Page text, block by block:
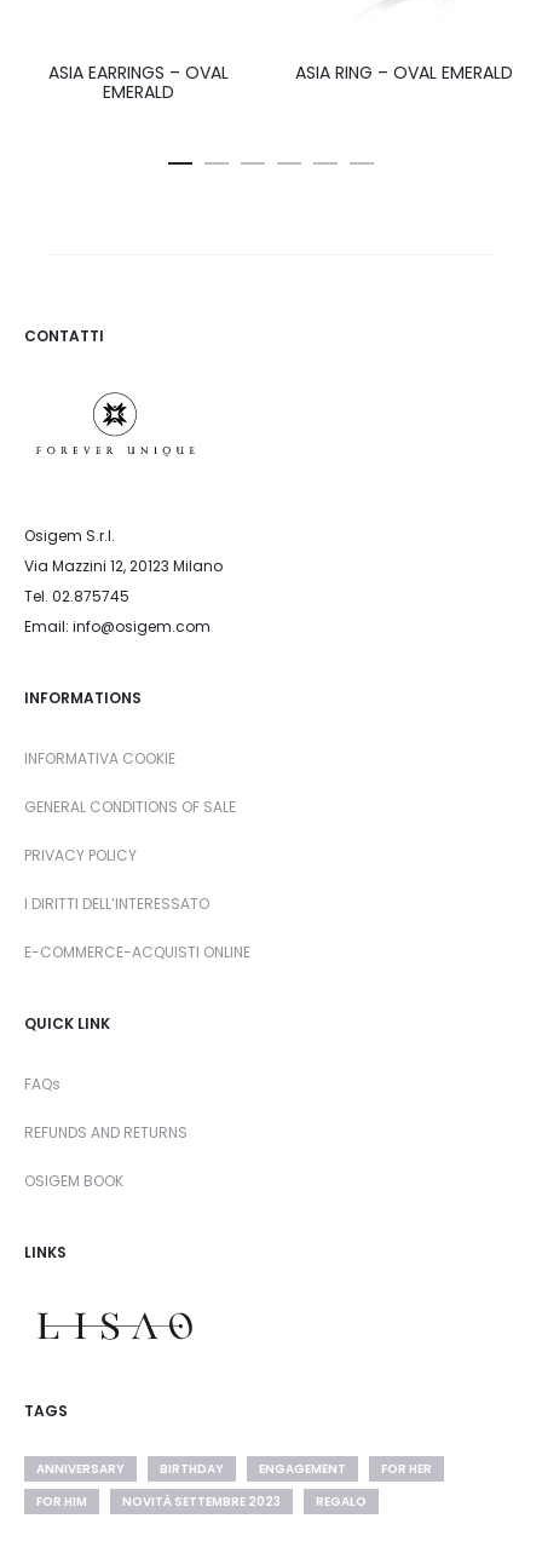
ASIA EARRINGS – OVAL
EMERALD
ASIA RING – OVAL EMERALD
CONTATTI
Osigem S.r.l.
Via Mazzini 12, 20123 Milano
Tel. 02.875745
Email: info@osigem.com
INFORMATIONS
INFORMATIVA COOKIE
GENERAL CONDITIONS OF SALE
PRIVACY POLICY
I DIRITTI DELL’INTERESSATO
E-COMMERCE-ACQUISTI ONLINE
QUICK LINK
FAQs
REFUNDS AND RETURNS
OSIGEM BOOK
LINKS
TAGS
ANNIVERSARY BIRTHDAY ENGAGEMENT
FOR HER
FOR HIM
NOVITÀ SETTEMBRE 2023 REGALO